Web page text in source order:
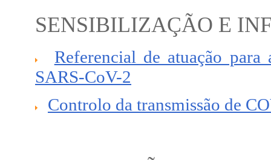
SENSIBILIZAÇÃO E
Referencial de atuação
SARS-CoV-2
Controlo da transmissão de